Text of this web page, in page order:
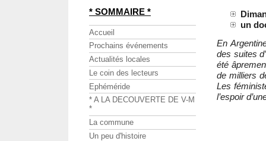
un
En
des suites
été
de milliers
Les
l’espoir
* SOMMAIRE *
Accueil
Prochains événements
Actualités locales
Le coin des lecteurs
Ephéméride
* A LA DECOUVERTE DE V-M
*
La commune
Un peu d'histoire